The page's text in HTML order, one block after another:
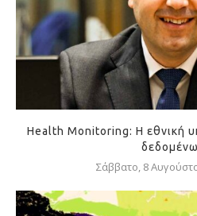
Health Monitoring: Η εθνική
Σάββατο, 8